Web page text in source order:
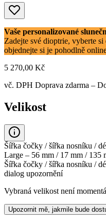
Vaše personalizované
Zadejte své dioptrie, vyberte
objednejte si je pohodlně
5 270,00 Kč
vč. DPH Doprava zdarma –
Velikost
Šířka čočky / šířka nosníku /
Large – 56 mm / 17 mm / 135
Šířka čočky / šířka nosníku /
dialog upozornění
Vybraná velikost není
Upozornit mě, jakmile bude